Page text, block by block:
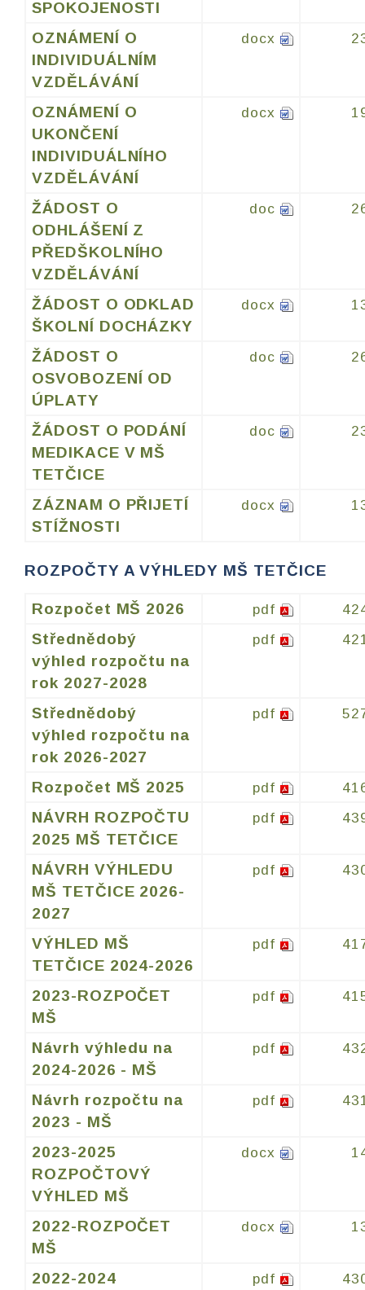
SPOKOJENOSTI
OZNÁMENÍ O
INDIVIDUÁLNÍM
VZDĚLÁVÁNÍ
docx
OZNÁMENÍ O
UKONČENÍ
INDIVIDUÁLNÍHO
VZDĚLÁVÁNÍ
docx
ŽÁDOST O
ODHLÁŠENÍ Z
PŘEDŠKOLNÍHO
VZDĚLÁVÁNÍ
doc
ŽÁDOST O ODKLAD
ŠKOLNÍ DOCHÁZKY
docx
ŽÁDOST O
OSVOBOZENÍ OD
ÚPLATY
doc
ŽÁDOST O PODÁNÍ
MEDIKACE V MŠ
TETČICE
doc
ZÁZNAM O PŘIJETÍ
STÍŽNOSTI
docx
ROZPOČTY A VÝHLEDY MŠ TETČICE
Rozpočet MŠ 2026 pdf
Střednědobý
výhled rozpočtu na
rok 2027-2028
pdf
Střednědobý
výhled rozpočtu na
rok 2026-2027
pdf
Rozpočet MŠ 2025 pdf
NÁVRH ROZPOČTU
2025 MŠ TETČICE
pdf
NÁVRH VÝHLEDU
MŠ TETČICE 2026-
2027
pdf
VÝHLED MŠ
TETČICE 2024-2026
pdf
2023-ROZPOČET
MŠ
pdf
Návrh výhledu na
2024-2026 - MŠ
pdf
Návrh rozpočtu na
2023 - MŠ
pdf
2023-2025
ROZPOČTOVÝ
VÝHLED MŠ
docx
2022-ROZPOČET
MŠ
docx
2022-2024
pdf